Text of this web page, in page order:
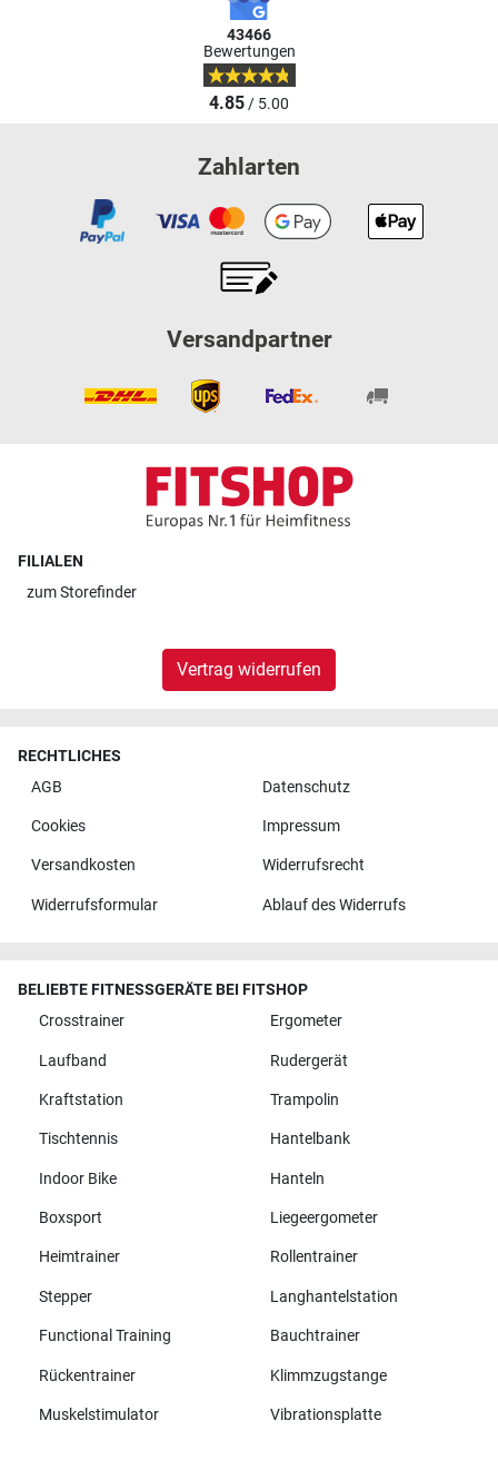
43466
Bewertungen
4.85/ 5.00
Zahlarten
Versandpartner
FILIALEN
zumStorefinder
Vertrag widerrufen
RECHTLICHES
AGB
Datenschutz
Cookies Impressum
Versandkosten Widerrufsrecht
Widerrufsformular Ablauf des Widerrufs
BELIEBTE FITNESSGERÄTE BEI FITSHOP
Crosstrainer
Ergometer
Laufband Rudergerät
Kraftstation Trampolin
Tischtennis Hantelbank
Indoor Bike Hanteln
Boxsport Liegeergometer
Heimtrainer Rollentrainer
Stepper Langhantelstation
Functional Training Bauchtrainer
Rückentrainer Klimmzugstange
Muskelstimulator Vibrationsplatte